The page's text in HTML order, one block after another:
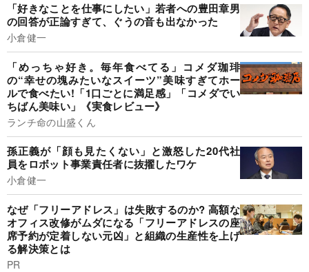
「好きなことを仕事にしたい」若者への豊田章男
の回答が正論すぎて、ぐうの音も出なかった
小倉健一
「めっちゃ好き。毎年食べてる」コメダ珈琲
の“幸せの塊みたいなスイーツ”美味すぎてホー
ルで食べたい!「1口ごとに満足感」「コメダでい
ちばん美味い」《実食レビュー》
ランチ命の山盛くん
孫正義が「顔も見たくない」と激怒した20代社
員をロボット事業責任者に抜擢したワケ
小倉健一
なぜ「フリーアドレス」は失敗するのか? 高額な
オフィス改修がムダになる「フリーアドレスの座
席予約が定着しない元凶」と組織の生産性を上げ
る解決策とは
PR